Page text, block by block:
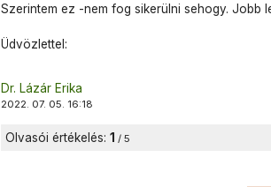
Szerintem ez -nem fog sikerülni sehogy. Jobb
Üdvözlettel:
Dr. Lázár Erika
2022. 07. 05. 16:18
Olvasói értékelés: 1 / 5